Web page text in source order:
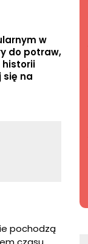
w
do potraw,
historii
się na
pochodzą